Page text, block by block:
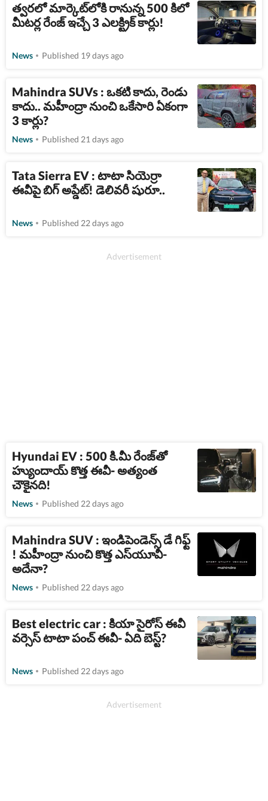
త్వరలో మార్కెట్‌లోకి రానున్న 500 కిలో
మీటర్ల రేంజ్ ఇచ్చే 3 ఎలక్ట్రిక్ కార్లు!
News Published 19 days ago
Mahindra SUVs : ఒకటి కాదు, రెండు
కాదు.. మహీంద్రా నుంచి ఒకేసారి ఏకంగా
3 కార్లు?
News Published 21 days ago
Tata Sierra EV : టాటా సియెర్రా
ఈవీపై బిగ్​ అప్డేట్​! డెలివరీ షురూ..
News Published 22 days ago
Hyundai EV : 500 కి.మీ రేంజ్​తో
హ్యుందాయ్ కొత్త ఈవీ- అత్యంత
చౌకైనది!
News Published 22 days ago
Mahindra SUV : ఇండిపెండెన్స్ డే గిఫ్ట్​
! మహీంద్రా నుంచి కొత్త ఎస్​యూవీ-
అదేనా?
News Published 22 days ago
Best electric car : కియా సైరోస్ ఈవీ
వర్సెస్ టాటా పంచ్​ ఈవీ- ఏది బెస్ట్?
News Published 22 days ago